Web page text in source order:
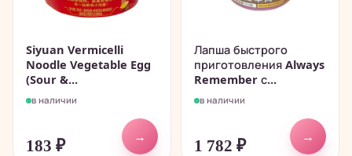
Siyuan Vermicelli
Noodle Vegetable Egg
(Sour &...
в наличии
183 ₽
→
Лапша быстрого
приготовления Always
Remember с...
в наличии
1 782 ₽
→